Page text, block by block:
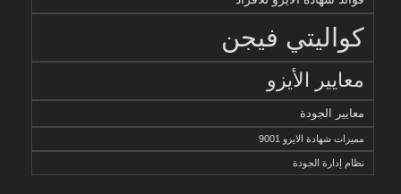
كواليتي فيجن
معايير الأيزو
معايير الجودة
مميزات شهادة الايزو 9001
نظام إدارة الجودة